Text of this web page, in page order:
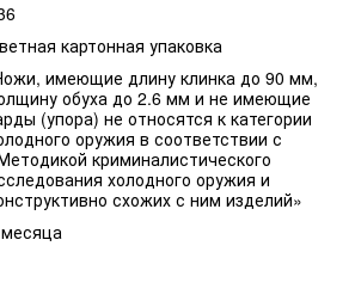
картонная упаковка
имеющие длину клинка до 90 мм,
обуха до 2.6 мм и не имеющие
(упора) не относятся к категории
оружия в соответствии с
криминалистического
холодного оружия и
схожих с ним изделий»